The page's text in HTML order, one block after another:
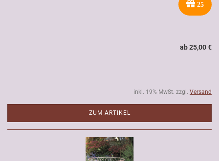
25
ab 25,00 €
inkl. 19% MwSt. zzgl. Versand
ZUM ARTIKEL